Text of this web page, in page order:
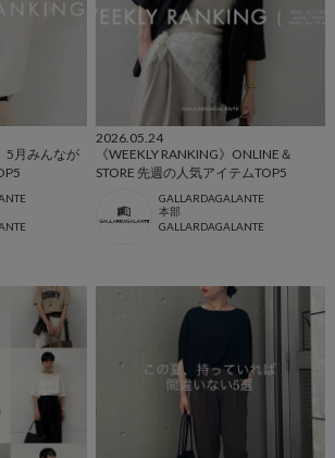
5月みんなが
2026.05.24
《WEEKLY RANKING》ONLINE＆
STORE 先週の人気アイテムTOP5
GALLARDAGALANTE
本部
GALLARDAGALANTE